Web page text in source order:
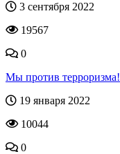
3 сентября 2022
19567
0
Мы против терроризма!
19 января 2022
10044
0